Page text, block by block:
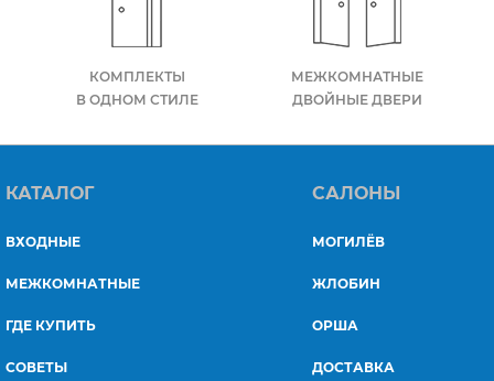
КОМПЛЕКТЫ
В ОДНОМ СТИЛЕ
МЕЖКОМНАТНЫЕ
ДВОЙНЫЕ ДВЕРИ
КАТАЛОГ
ВХОДНЫЕ
МЕЖКОМНАТНЫЕ
ГДЕ КУПИТЬ
СОВЕТЫ
САЛОНЫ
МОГИЛЁВ
ЖЛОБИН
ОРША
ДОСТАВКА